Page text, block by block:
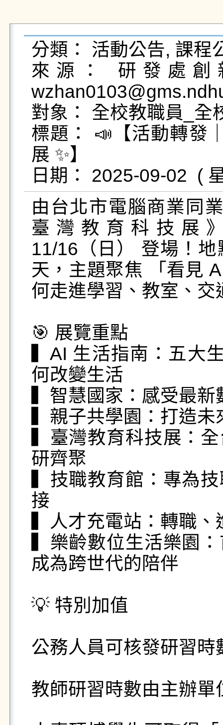
分類： 活動公告, 課程
來源： 研發處
對象： 全校教職員_全
標題： 📣【活動轉發
展 ✨】
由台北市電腦商業同
臺灣教育科技展
11/16（日） 登場！
天，主題聚焦 「看見
何走進學習、教室、
🎯 展覽重點
▍AI 生活指南：五大
何改變生活
▍智慧國家：感受最
▍親子共學園：打造
▍臺灣教育科技展：
研齊聚
▍技職教育館：專為
接
▍人才充電站：轉職
▍樂齡數位生活樂園
成為跨世代的陪伴
💡 特別加值
公務人員可核發研習時
教師研習時數由主辦單